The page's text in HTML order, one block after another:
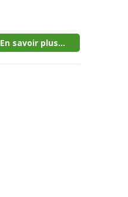
En savoir plus...